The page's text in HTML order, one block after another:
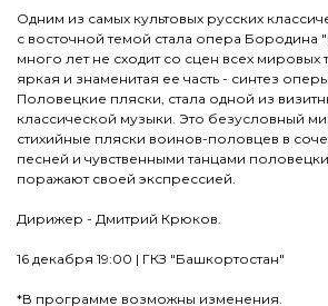
Одним из самых культовых русских
с восточной темой стала опера Бородина
много лет не сходит со сцен всех мировых
яркая и знаменитая ее часть - синтез
Половецкие пляски, стала одной из
классической музыки. Это безусловный
стихийные пляски воинов-половцев в
песней и чувственными танцами
поражают своей экспрессией.
Дирижер - Дмитрий Крюков.
16 декабря 19:00 | ГКЗ "Башкортостан"
*В программе возможны изменения.